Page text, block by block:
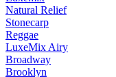
Natural Relief
Stonecarp
Reggae
LuxeMix Airy
Broadway
Brooklyn